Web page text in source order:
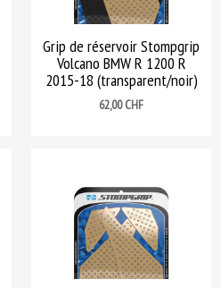
Grip de réservoir Stompgrip
Volcano BMW R 1200 R
2015-18 (transparent/noir)
Prix
62,00 CHF